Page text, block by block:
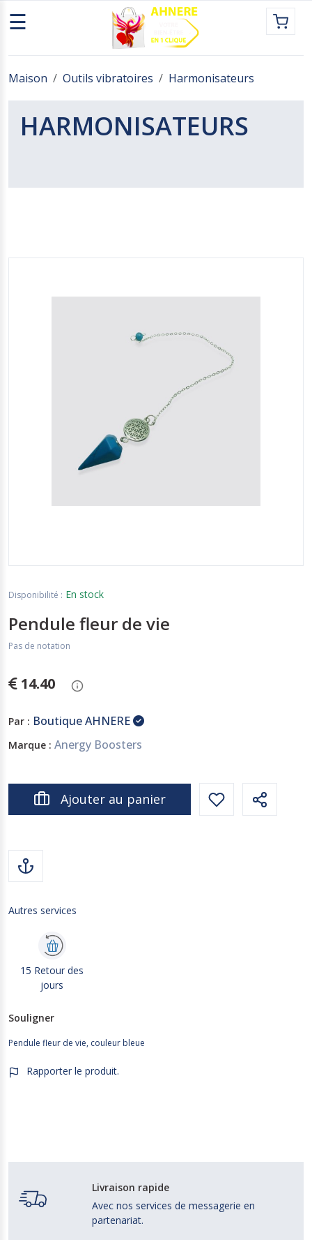
☰
MENU
CATÉGORIES
Maison Outils vibratoires Harmonisateurs
HARMONISATEURS
Disponibilité : En stock
Pendule fleur de vie
Pas de notation
14.40
Par : Boutique AHNERE
Marque : Anergy Boosters
Ajouter au panier
Autres services
15 Retour des
jours
Souligner
Pendule fleur de vie, couleur bleue
Rapporter le produit.
Livraison rapide
Avec nos services de messagerie en
partenariat.